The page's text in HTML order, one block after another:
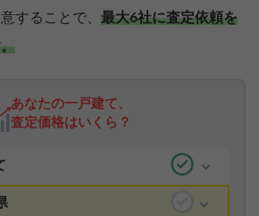
することで、 最大6社に査定依頼を
あなたの一戸建て、
査定価格はいくら？